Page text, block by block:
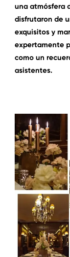
una atmósfera
disfrutaron de
exquisitos y
expertamente
como un
asistentes.